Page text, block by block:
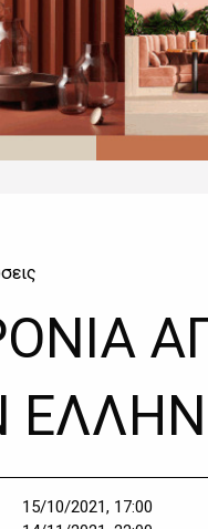
15/10/2021, 17:00